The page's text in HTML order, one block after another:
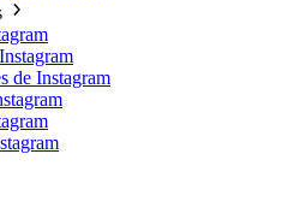
de Instagram